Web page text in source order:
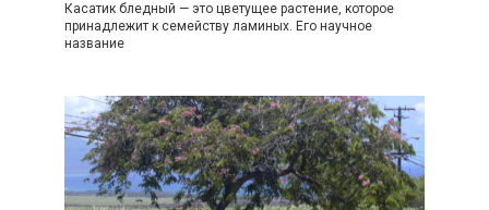
Касатик бледный — это цветущее растение, которое
принадлежит к семейству ламиных. Его научное
название